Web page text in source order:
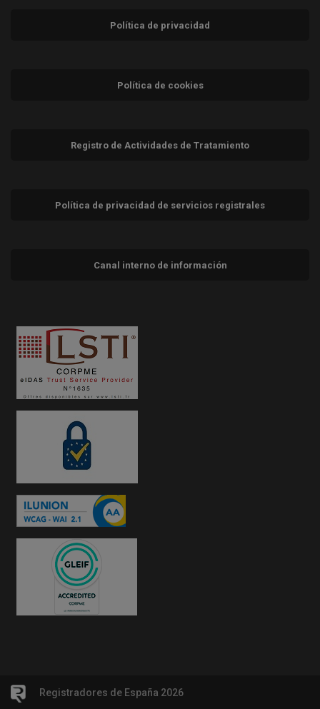
Política de privacidad
Política de cookies
Registro de Actividades de Tratamiento
Política de privacidad de servicios registrales
Canal interno de información
Registradores de España 2026